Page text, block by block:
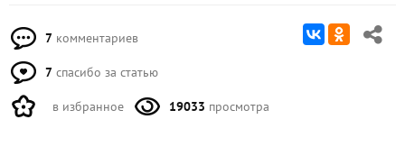
7 комментариев
7 спасибо за статью
в избранное 19033 просмотра